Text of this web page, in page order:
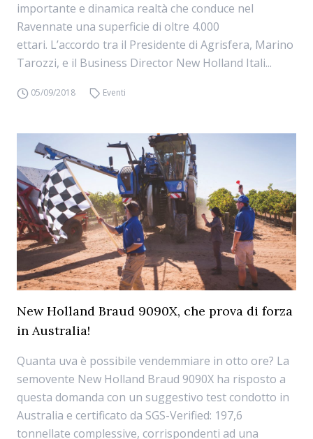
importante e dinamica realtà che conduce nel
Ravennate una superficie di oltre 4.000
ettari. L’accordo tra il Presidente di Agrisfera, Marino
Tarozzi, e il Business Director New Holland Itali...
05/09/2018 Eventi
New Holland Braud 9090X, che prova di forza
in Australia!
Quanta uva è possibile vendemmiare in otto ore? La
semovente New Holland Braud 9090X ha risposto a
questa domanda con un suggestivo test condotto in
Australia e certificato da SGS-Verified: 197,6
tonnellate complessive, corrispondenti ad una